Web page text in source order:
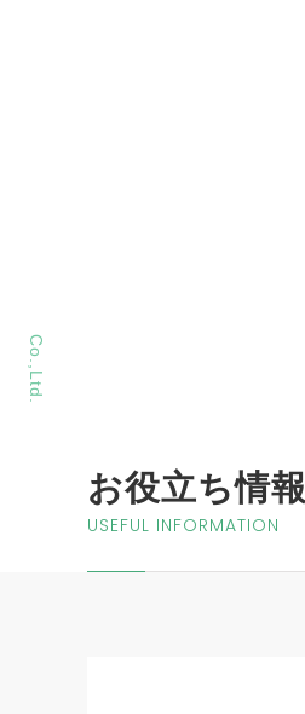
Co.,Ltd.
お役立ち情報
USEFUL INFORMATION